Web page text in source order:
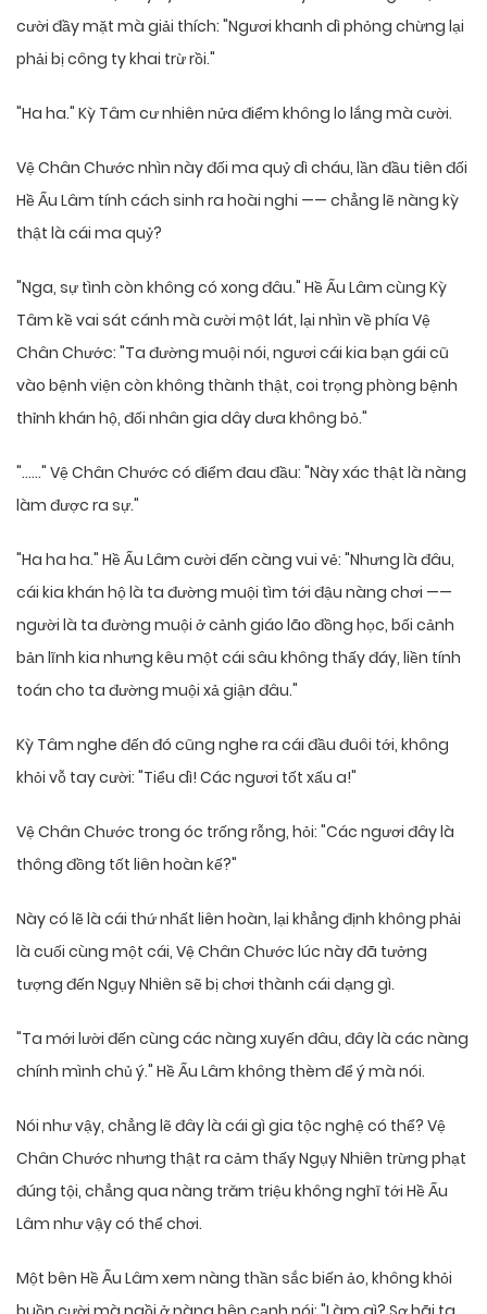
cười đầy mặt mà giải thích: "Ngươi khanh dì phỏng chừng lại
phải bị công ty khai trừ rồi."
"Ha ha." Kỳ Tâm cư nhiên nửa điểm không lo lắng mà cười.
Vệ Chân Chước nhìn này đối ma quỷ dì cháu, lần đầu tiên đối
Hề Ấu Lâm tính cách sinh ra hoài nghi —— chẳng lẽ nàng kỳ
thật là cái ma quỷ?
"Nga, sự tình còn không có xong đâu." Hề Ấu Lâm cùng Kỳ
Tâm kề vai sát cánh mà cười một lát, lại nhìn về phía Vệ
Chân Chước: "Ta đường muội nói, ngươi cái kia bạn gái cũ
vào bệnh viện còn không thành thật, coi trọng phòng bệnh
thỉnh khán hộ, đối nhân gia dây dưa không bỏ."
"……" Vệ Chân Chước có điểm đau đầu: "Này xác thật là nàng
làm được ra sự."
"Ha ha ha." Hề Ấu Lâm cười đến càng vui vẻ: "Nhưng là đâu,
cái kia khán hộ là ta đường muội tìm tới đậu nàng chơi ——
người là ta đường muội ở cảnh giáo lão đồng học, bối cảnh
bản lĩnh kia nhưng kêu một cái sâu không thấy đáy, liền tính
toán cho ta đường muội xả giận đâu."
Kỳ Tâm nghe đến đó cũng nghe ra cái đầu đuôi tới, không
khỏi vỗ tay cười: "Tiểu dì! Các ngươi tốt xấu a!"
Vệ Chân Chước trong óc trống rỗng, hỏi: "Các ngươi đây là
thông đồng tốt liên hoàn kế?"
Này có lẽ là cái thứ nhất liên hoàn, lại khẳng định không phải
là cuối cùng một cái, Vệ Chân Chước lúc này đã tưởng
tượng đến Ngụy Nhiên sẽ bị chơi thành cái dạng gì.
"Ta mới lười đến cùng các nàng xuyến đâu, đây là các nàng
chính mình chủ ý." Hề Ấu Lâm không thèm để ý mà nói.
Nói như vậy, chẳng lẽ đây là cái gì gia tộc nghệ có thể? Vệ
Chân Chước nhưng thật ra cảm thấy Ngụy Nhiên trừng phạt
đúng tội, chẳng qua nàng trăm triệu không nghĩ tới Hề Ấu
Lâm như vậy có thể chơi.
Một bên Hề Ấu Lâm xem nàng thần sắc biến ảo, không khỏi